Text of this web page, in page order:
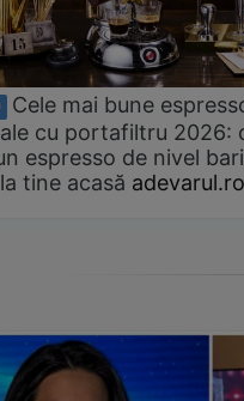
Cele mai bune
cu portafiltru 2026:
espresso de nivel
tine acasă adevarul.ro